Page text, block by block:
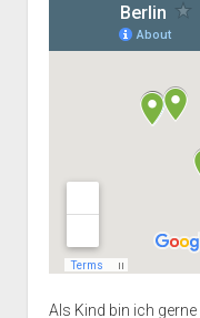
Als Kind bin ich